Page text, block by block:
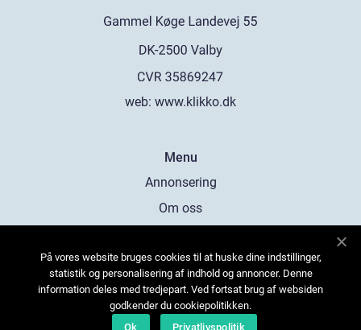
web: www.klikko.dk
Menu
Annonsering
Om oss
Kontakta oss
Sitemap
På vores website bruges cookies til at huske dine indstillinger,
statistik og personalisering af indhold og annoncer. Denne
information deles med tredjepart. Ved fortsat brug af websiden
godkender du cookiepolitikken.
Ok
Privatlivspolitik